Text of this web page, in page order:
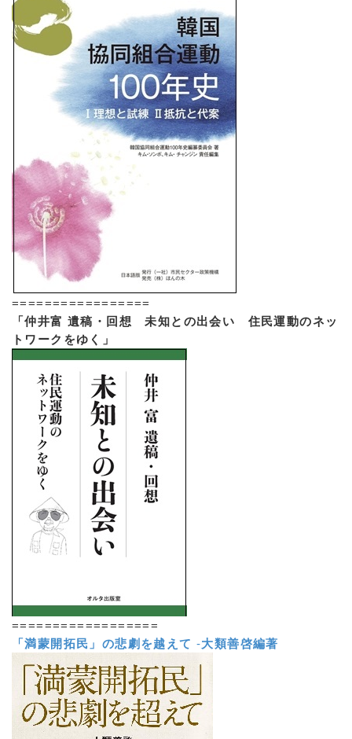
=================
「仲井富 遺稿・回想 未知との出会い 住民運動のネッ
トワークをゆく」
==================
「満蒙開拓民」の悲劇を越えて -大類善啓編著